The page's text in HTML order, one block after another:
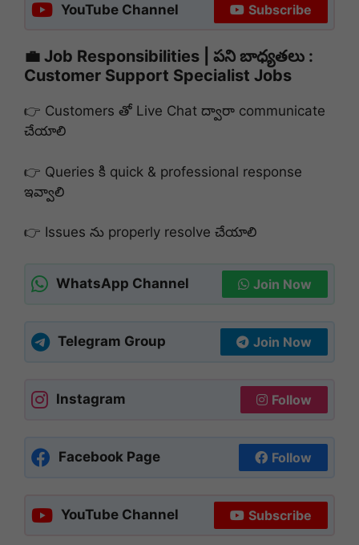
YouTube Channel Subscribe
💼 Job Responsibilities | పని బాధ్యతలు :
Customer Support Specialist Jobs
👉 Customers తో Live Chat ద్వారా communicate
చేయాలి
👉 Queries కి quick & professional response
ఇవ్వాలి
👉 Issues ను properly resolve చేయాలి
WhatsApp Channel Join Now
Telegram Group Join Now
Instagram Follow
Facebook Page Follow
YouTube Channel Subscribe